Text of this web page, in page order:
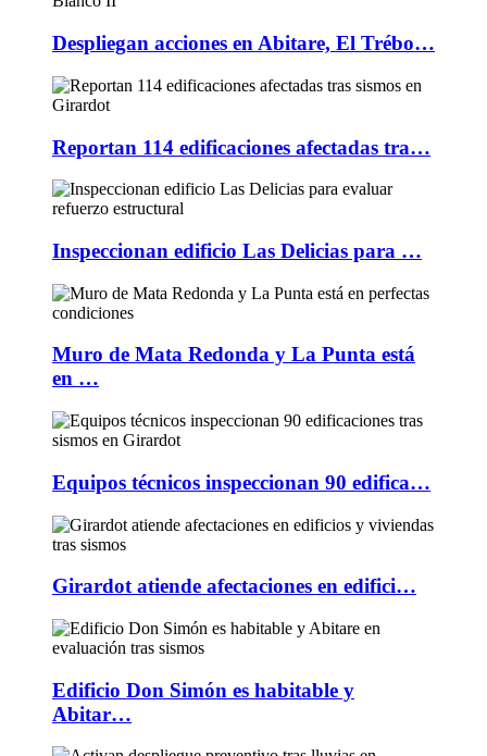
Despliegan acciones en Abitare, El Trébo…
Reportan 114 edificaciones afectadas tra…
Inspeccionan edificio Las Delicias para …
Muro de Mata Redonda y La Punta está
en …
Equipos técnicos inspeccionan 90 edifica…
Girardot atiende afectaciones en edifici…
Edificio Don Simón es habitable y
Abitar…